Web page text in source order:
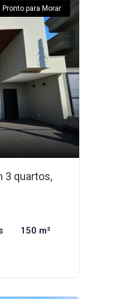
Pronto para Morar
3 quartos,
150 m²